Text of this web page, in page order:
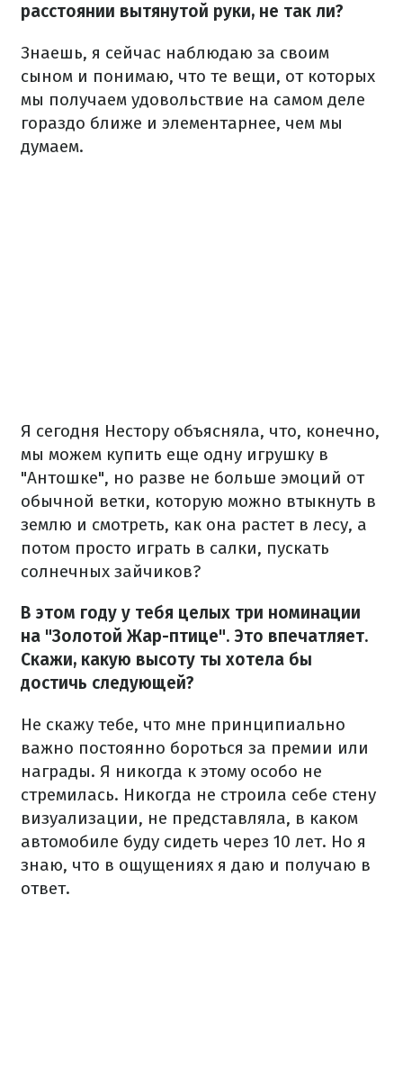
расстоянии вытянутой руки, не так ли?
Знаешь, я сейчас наблюдаю за своим
сыном и понимаю, что те вещи, от которых
мы получаем удовольствие на самом деле
гораздо ближе и элементарнее, чем мы
думаем.
Я сегодня Нестору объясняла, что, конечно,
мы можем купить еще одну игрушку в
"Антошке", но разве не больше эмоций от
обычной ветки, которую можно втыкнуть в
землю и смотреть, как она растет в лесу, а
потом просто играть в салки, пускать
солнечных зайчиков?
В этом году у тебя целых три номинации
на "Золотой Жар-птице". Это впечатляет.
Скажи, какую высоту ты хотела бы
достичь следующей?
Не скажу тебе, что мне принципиально
важно постоянно бороться за премии или
награды. Я никогда к этому особо не
стремилась. Никогда не строила себе стену
визуализации, не представляла, в каком
автомобиле буду сидеть через 10 лет. Но я
знаю, что в ощущениях я даю и получаю в
ответ.